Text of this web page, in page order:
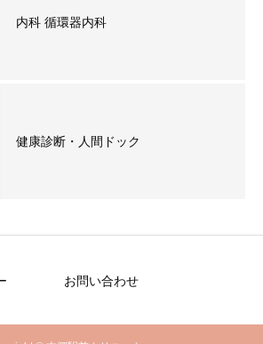
内科 循環器内科
健康診断・人間ドック
お問い合わせ